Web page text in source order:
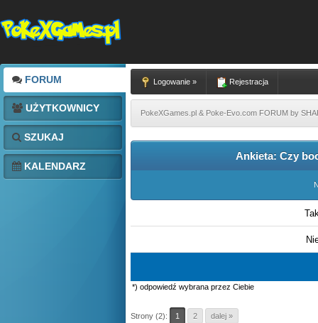
FORUM
UŻYTKOWNICY
SZUKAJ
KALENDARZ
Logowanie » Rejestracja
PokeXGames.pl & Poke-Evo.com FORUM by
Ankieta: Czy
*) odpowiedź wybrana przez Ciebie
Strony (2): 1 2 dalej »